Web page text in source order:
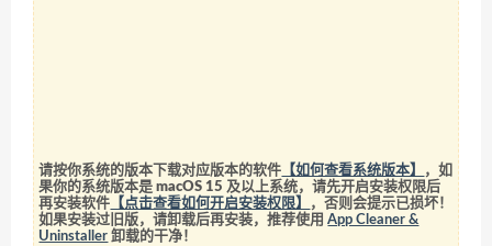
请按你系统的版本下载对应版本的软件 【如何查看系统版本】
，如
果你的系统版本是 macOS 15 及以上系统，请先开启安装权限后
再安装软件 【点击查看如何开启安装权限】
，否则会提示已损坏！
如果安装过旧版，请卸载后再安装，推荐使用App Cleaner &
Uninstaller 卸载的干净！